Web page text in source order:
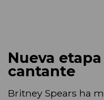
Nueva
cantante
Britney Spears ha